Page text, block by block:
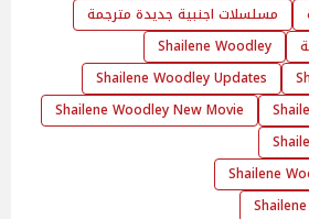
مسلسلات اجنبية جديدة مترجمة
Shailene Woodley
Shailene Woodley Updates
Shailene Woodley New Movie
Shailene